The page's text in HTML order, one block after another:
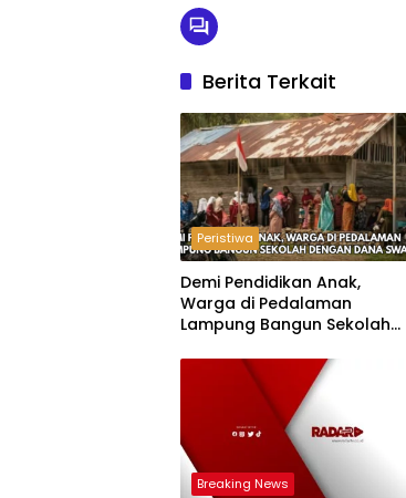
Berita Terkait
Peristiwa
Demi Pendidikan Anak,
Warga di Pedalaman
Lampung Bangun Sekolah
Breaking News